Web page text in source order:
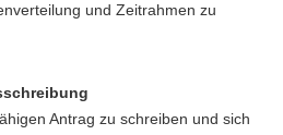
und Zeitrahmen zu
Antrag zu schreiben und sich